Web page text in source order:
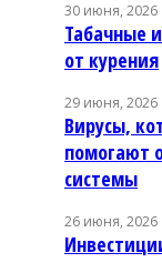
30 июня, 2026
Табачные
от курения
29 июня, 2026
Вирусы,
помогают
системы
26 июня, 2026